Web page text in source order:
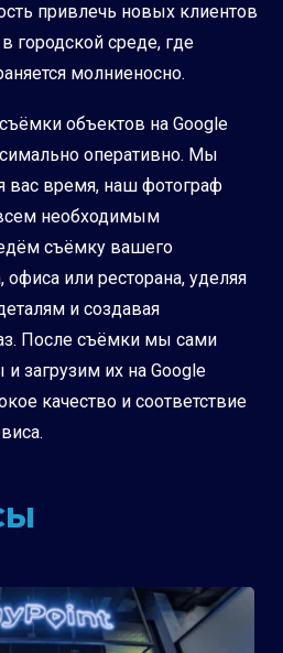
привлечь новых клиентов
городской среде, где
молниеносно.
объектов на Google
оперативно. Мы
вас время, наш фотограф
необходимым
съёмку вашего
офиса или ресторана, уделяя
и создавая
После съёмки мы сами
загрузим их на Google
качество и соответствие